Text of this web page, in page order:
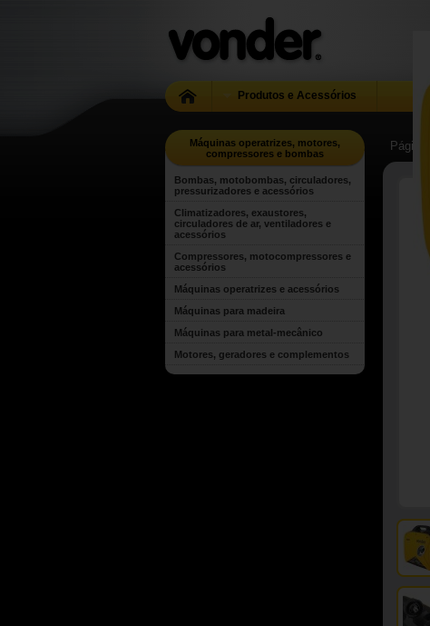
Produtos e Acessórios
Máquinas operatrizes, motores,
compressores e bombas
Bombas, motobombas, circuladores,
pressurizadores e acessórios
Climatizadores, exaustores,
circuladores de ar, ventiladores e
acessórios
Compressores, motocompressores e
acessórios
Máquinas operatrizes e acessórios
Máquinas para madeira
Máquinas para metal-mecânico
Motores, geradores e complementos
Página